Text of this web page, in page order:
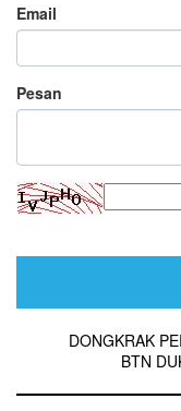
Email
Pesan
DONGKRAK
BTN